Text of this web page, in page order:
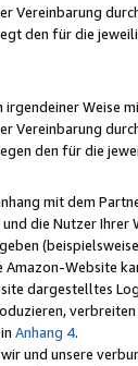
Vereinbarung
den für die
Weise
Vereinbarung
den für die
mit dem
die Nutzer
Website
dargestelltes
Anhang 4.
und unsere